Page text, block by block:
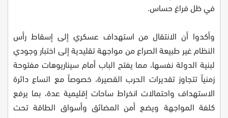
في ظل فراغ حساس.
وأكدوا أن الانتقال من استهداف عسكري إلى إسقاط رأس
النظام غير طبيعة الصراع من مواجهة تقليدية إلى اختبار وجودي
لبنية الدولة نفسها، مما يفتح الباب أمام سيناريوهات مفتوحة
زمنياً تتجاوز تقديرات الحرب القصيرة، خصوصاً مع اتساع دائرة
الاستهداف واحتمالات انخراط ساحات إقليمية عدة، بما يرفع
كلفة المواجهة ويضع أمن المضائق وأسواق الطاقة تحت